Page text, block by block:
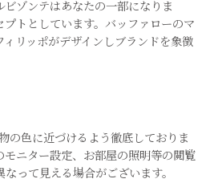
ビゾンテはあなたの一部になりま
トとしています。バッファローのマ
リッポがデザインしブランドを象徴
の色に近づけるよう徹底しておりま
モニター設定、お部屋の照明等の閲覧
って見える場合がございます。